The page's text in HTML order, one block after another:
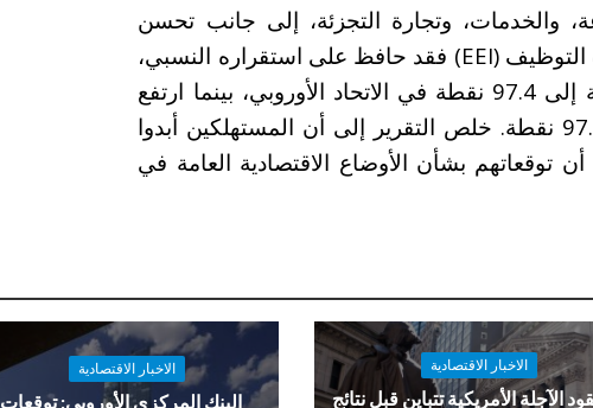
والخدمات، وتجارة التجزئة، إلى جانب تحسن
أما مؤشر توقعات التوظيف (EEI) فقد حافظ على استقراره النسبي،
حيث تراجع بشكل طفيف بمقدار 0.3 نقطة إلى 97.4 نقطة في الاتحاد الأوروبي، بينما ارتفع
خلص التقرير إلى أن المستهلكين أبدوا
توقعاتهم بشأن الأوضاع الاقتصادية العامة في
الاخبار الاقتصادية
الآجلة الأمريكية تتباين قبل نتائج
الاخبار الاقتصادية
البنك المركزي الأوروبي: توقعات